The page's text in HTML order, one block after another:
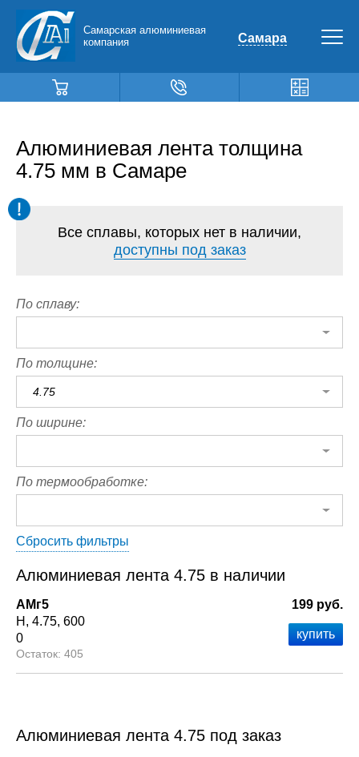
Самарская алюминиевая
компания
Самара
Алюминиевая лента толщина
4.75 мм в Самаре
Все сплавы, которых нет в наличии,
доступны под заказ
По сплаву:
По толщине:
4.75
По ширине:
По термообработке:
Сбросить фильтры
Алюминиевая лента 4.75 в наличии
АМг5
Н
4.75 600
0
405
199 руб.
Алюминиевая лента 4.75 под заказ